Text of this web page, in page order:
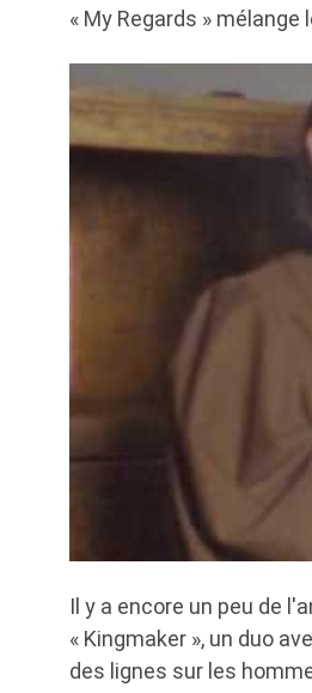
« My Regards »
Il y a encore un peu de
« Kingmaker », un duo
des lignes sur les